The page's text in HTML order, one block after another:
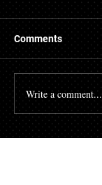
Comments
Write a comment...